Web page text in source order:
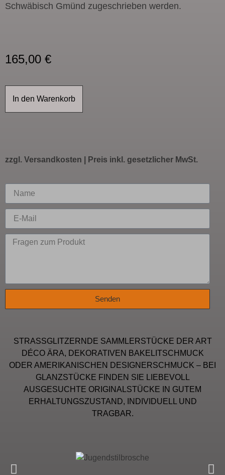
Schwäbisch Gmünd zugeschrieben werden.
165,00 €
In den Warenkorb
zzgl. Versandkosten | Preis inkl. gesetzlicher MwSt.
Senden
STRASSGLITZERNDE SAMMLERSTÜCKE DER ART
DÉCO ÄRA, DEKORATIVEN BAKELITSCHMUCK
ODER AMERIKANISCHEN DESIGNERSCHMUCK – BEI
GLANZSTÜCKE FINDEN SIE LIEBEVOLL
AUSGESUCHTE ORIGINALSTÜCKE IN GUTEM
ERHALTUNGSZUSTAND, INDIVIDUELL UND
TRAGBAR.